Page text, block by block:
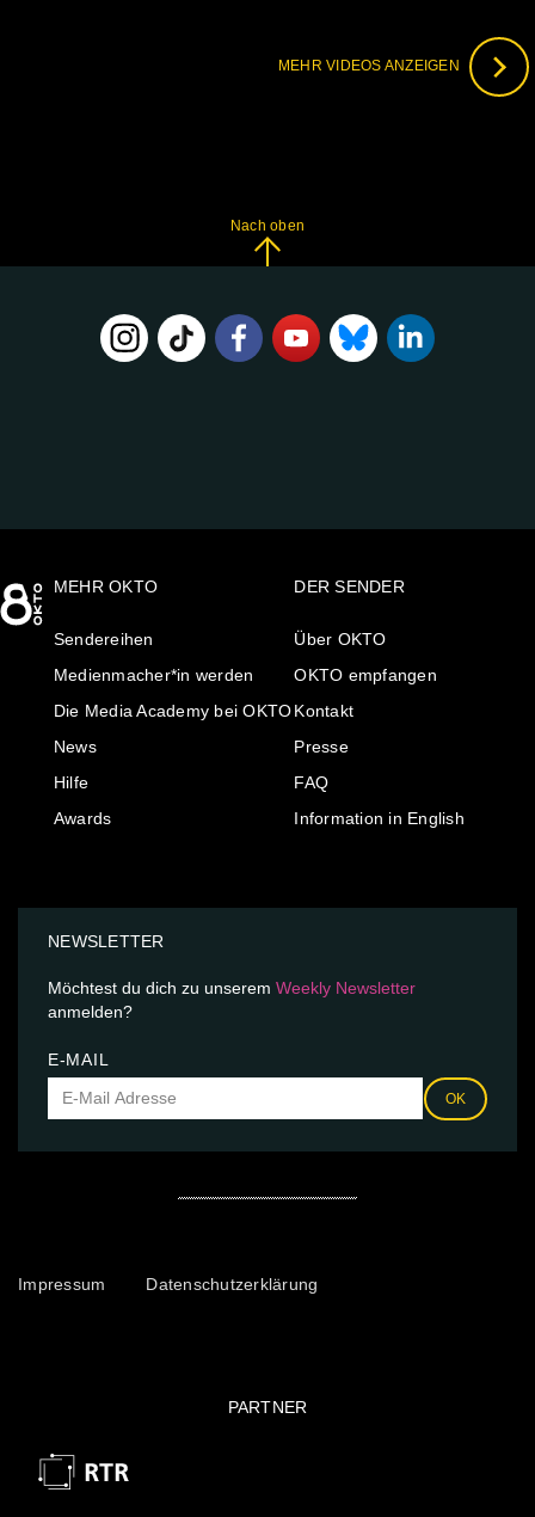
MEHR VIDEOS ANZEIGEN
Nach oben
MEHR OKTO
Sendereihen
Medienmacher*in werden
Die Media Academy bei OKTO
News
Hilfe
Awards
DER SENDER
Über OKTO
OKTO empfangen
Kontakt
Presse
FAQ
Information in English
NEWSLETTER
Möchtest du dich zu unserem Weekly Newsletter
anmelden?
E-MAIL
OK
Impressum Datenschutzerklärung
PARTNER